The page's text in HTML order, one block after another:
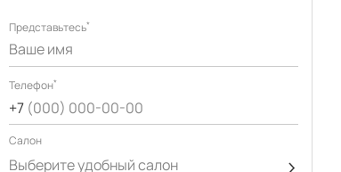
Представьтесь*
Телефон*
+7 (000) 000-00-00
Cалон
Выберите удобный салон